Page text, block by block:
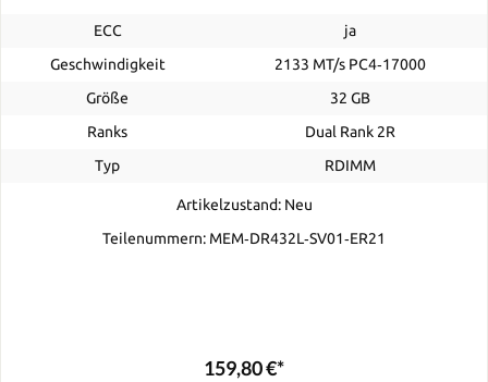
ECC
ja
Geschwindigkeit
2133 MT/s PC4‑17000
Größe
32 GB
Ranks
Dual Rank 2R
Typ
RDIMM
Artikelzustand: Neu
Teilenummern: MEM‐DR432L‐SV01‐ER21
159,80 €*